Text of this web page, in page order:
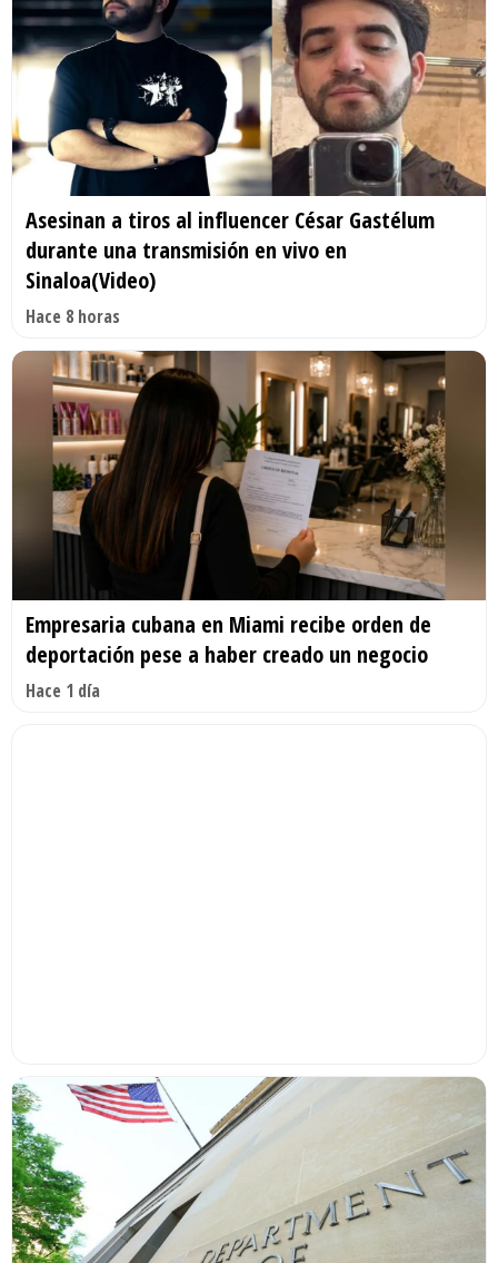
Asesinan a tiros al influencer César Gastélum
durante una transmisión en vivo en
Sinaloa(Video)
Hace 8 horas
Empresaria cubana en Miami recibe orden de
deportación pese a haber creado un negocio
Hace 1 día